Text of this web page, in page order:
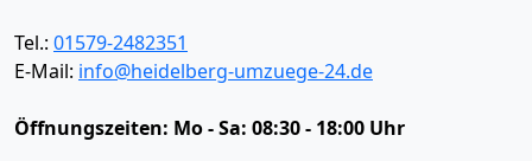
Tel.: 01579-2482351
E-Mail: info@heidelberg-umzuege-24.de
Öffnungszeiten: Mo - Sa: 08:30 - 18:00 Uhr